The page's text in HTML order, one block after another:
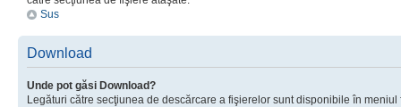
Sus
Download
Unde pot găsi Download?
Legături către secţiunea de descărcare a fişierelor sunt disponibile în